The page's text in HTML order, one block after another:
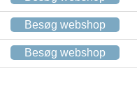
Besøg webshop
Besøg webshop